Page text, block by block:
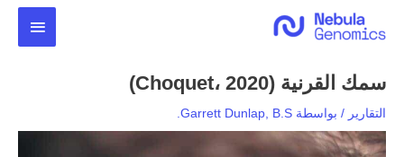
المحتوى
سمك القرنية (Choquet، 2020)
التقارير / بواسطة Garrett Dunlap, B.S.